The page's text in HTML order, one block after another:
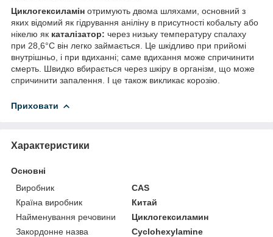
Циклогексиламін отримують двома шляхами, основний з
яких відомий як гідрування аніліну в присутності кобальту або
нікелю як каталізатор: через низьку температуру спалаху
при 28,6°C він легко займається. Це шкідливо при прийомі
внутрішньо, і при вдиханні; саме вдихання може спричинити
смерть. Швидко вбирається через шкіру в організм, що може
спричинити запалення. І це також викликає корозію.
Приховати
Характеристики
Основні
Виробник
CAS
Країна виробник
Китай
Найменування речовини
Циклогексиламин
Закордонне назва
Cyclohexylamine